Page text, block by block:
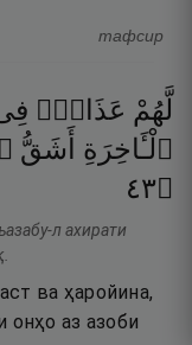
тафсир
لَّهُمْ عَذَابٌۭ
ٱلْـَٔاخِرَةِ
أَشَقُّ ۖ
۝٣٤
л ахирати
ва ҳаройина,
онҳо аз азоби